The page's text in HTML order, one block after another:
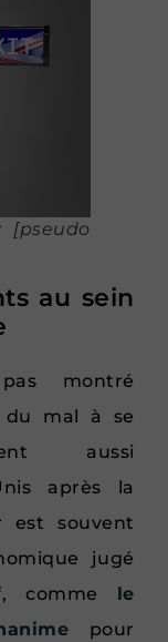
[pseudo
au sein
montré
du mal à se
aussi
après la
est souvent
jugé
comme
le
pour